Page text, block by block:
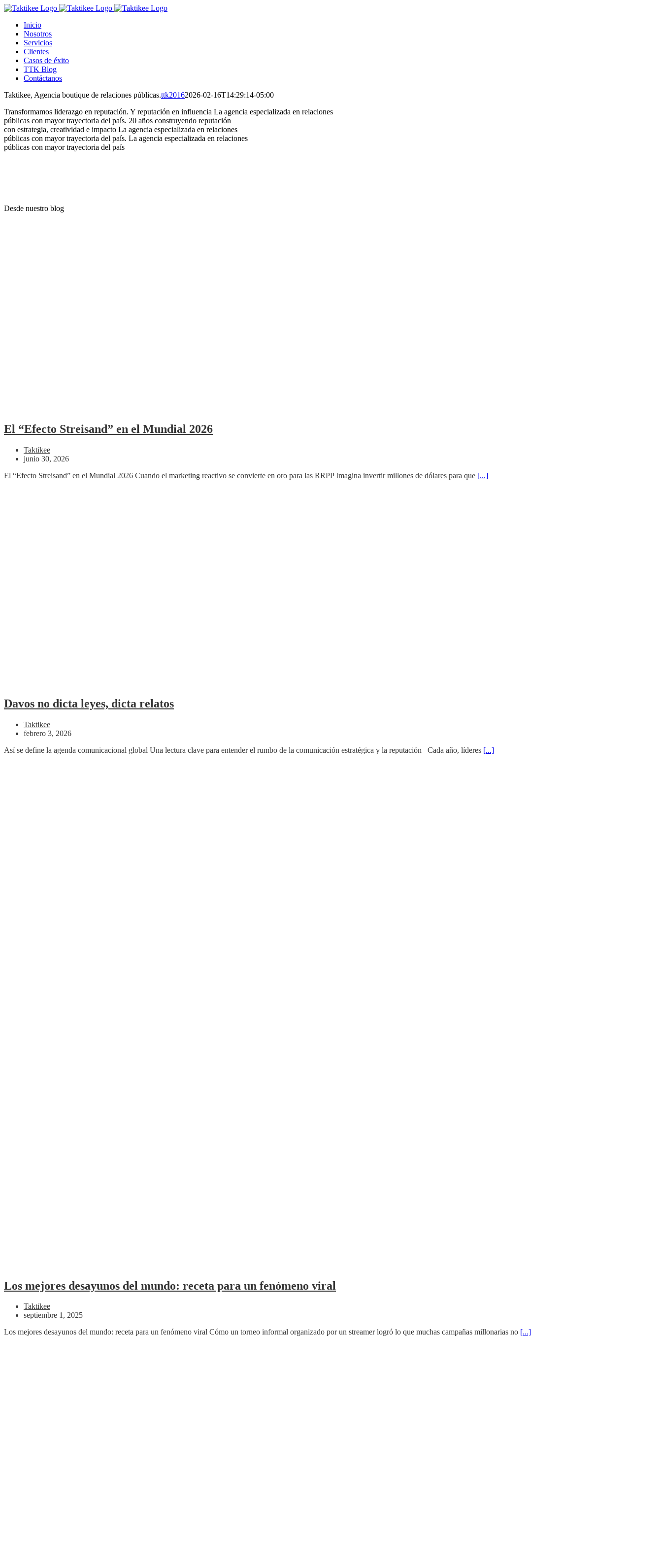
Saltar
contenido
Inicio
Nosotros
Servicios
Clientes
Casos de éxito
TTK Blog
Contáctanos
Taktikee, Agencia boutique de relaciones públicas.ttk20162026-02-16T14:29:14-05:00
Transformamos liderazgo en reputación. Y reputación en influencia La agencia especializada en relaciones
públicas con mayor trayectoria del país. 20 años construyendo reputación
con estrategia, creatividad e impacto La agencia especializada en relaciones
públicas con mayor trayectoria del país. La agencia especializada en relaciones
públicas con mayor trayectoria del país
Desde nuestro blog
El “Efecto Streisand” en el Mundial 2026
Taktikee
junio 30, 2026
El “Efecto Streisand” en el Mundial 2026 Cuando el marketing reactivo se convierte en oro para las RRPP Imagina invertir millones de dólares para que [...]
Davos no dicta leyes, dicta relatos
Taktikee
febrero 3, 2026
Así se define la agenda comunicacional global Una lectura clave para entender el rumbo de la comunicación estratégica y la reputación Cada año, líderes [...]
Los mejores desayunos del mundo: receta para un fenómeno viral
Taktikee
septiembre 1, 2025
Los mejores desayunos del mundo: receta para un fenómeno viral Cómo un torneo informal organizado por un streamer logró lo que muchas campañas millonarias no [...]